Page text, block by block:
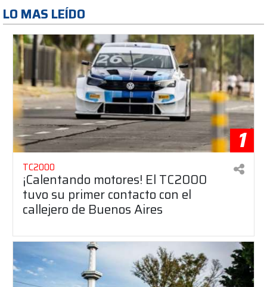
LO MAS LEÍDO
1
TC2000
¡Calentando motores! El TC2000
tuvo su primer contacto con el
callejero de Buenos Aires